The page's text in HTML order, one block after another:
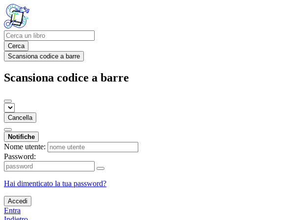
Cerca
Scansiona codice a barre
Scansiona codice a barre
Cancella
Notifiche
Nome utente:
Password:
Hai dimenticato la tua password?
Accedi
Entra